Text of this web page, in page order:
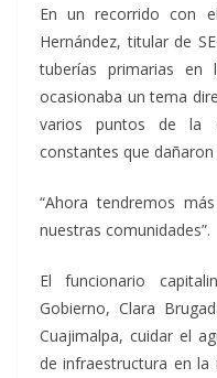
En un recorrido con
Hernández, titular de
tuberías primarias en
ocasionaba un tema
varios puntos de la
constantes que
“Ahora tendremos
nuestras comunidades”.
El funcionario
Gobierno, Clara
Cuajimalpa, cuidar el
de infraestructura en